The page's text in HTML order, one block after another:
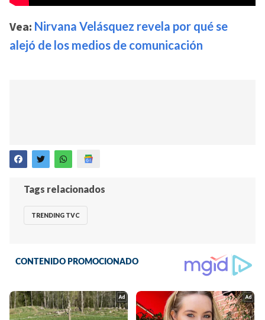
Vea: Nirvana Velásquez revela por qué se
alejó de los medios de comunicación
Tags relacionados
TRENDING TVC